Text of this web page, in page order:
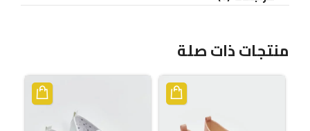
منتجات ذات صلة